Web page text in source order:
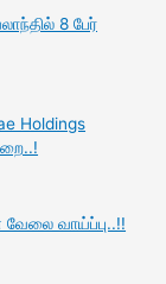
8 பேர்
Holdings
வேலை வாய்ப்பு..!!